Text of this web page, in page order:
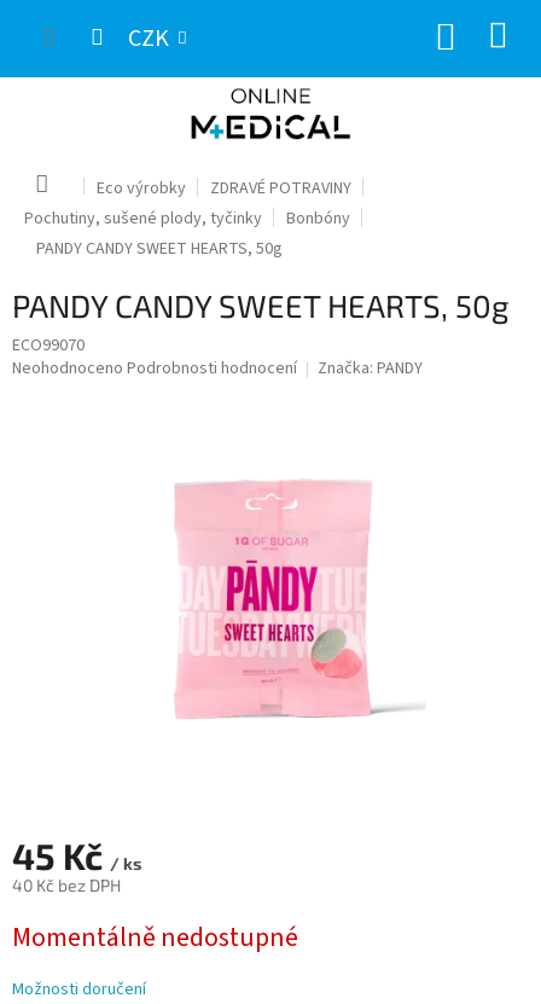
CZK
Domů Eco výrobky
ZDRAVÉ POTRAVINY
Pochutiny, sušené plody, tyčinky
Bonbóny
PANDY CANDY SWEET HEARTS, 50g
PANDY CANDY SWEET HEARTS, 50g
ECO99070
Průměrné
Neohodnoceno Podrobnosti hodnocení Značka: PANDY
45 Kč / ks
40 Kč bez DPH
cena:
Momentálně nedostupné
Možnosti doručení